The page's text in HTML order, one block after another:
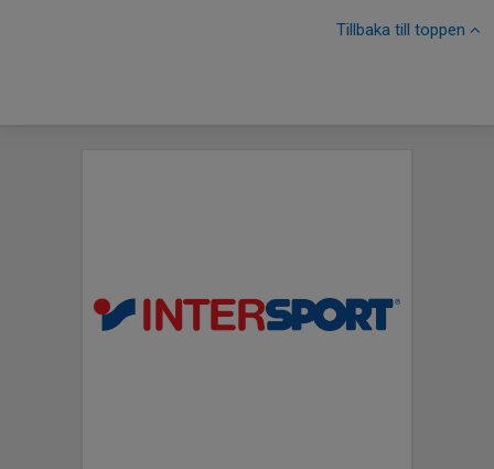
Tillbaka till toppen